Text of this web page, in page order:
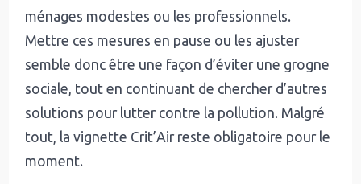
ménages modestes ou les professionnels.
Mettre ces mesures en pause ou les ajuster
semble donc être une façon d’éviter une grogne
sociale, tout en continuant de chercher d’autres
solutions pour lutter contre la pollution. Malgré
tout, la vignette Crit’Air reste obligatoire pour le
moment.